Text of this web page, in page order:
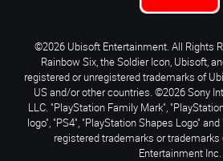
©2026 Ubisoft Entertainment. All Rights
Rainbow Six, the Soldier Icon, Ubisoft,
registered or unregistered trademarks of
US and/or other countries. ©2026 Sony
LLC. "PlayStation Family Mark",
logo", "PS4", "PlayStation Shapes Logo"
registered trademarks or trademarks
Entertainment Inc.